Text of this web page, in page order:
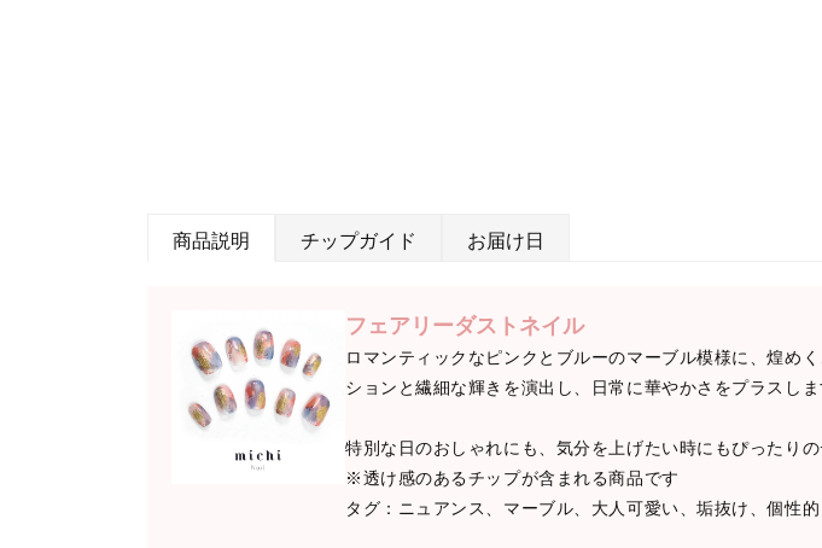
商品説明 チップガイド お届け日
フェアリーダストネイル
ロマンティックなピンクとブルーのマーブル模様に、煌め
ションと繊細な輝きを演出し、日常に華やかさをプラスしま
特別な日のおしゃれにも、気分を上げたい時にもぴったりの
※透け感のあるチップが含まれる商品です
タグ：ニュアンス、マーブル、大人可愛い、垢抜け、個性的